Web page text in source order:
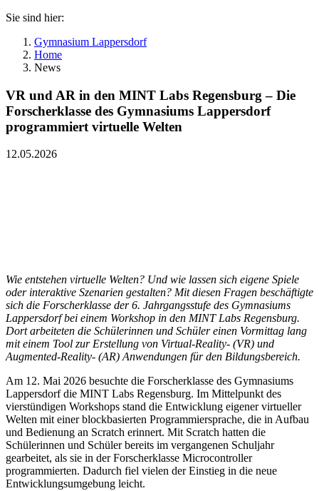
Sie sind hier:
Gymnasium Lappersdorf
Home
News
VR und AR in den MINT Labs Regensburg – Die
Forscherklasse des Gymnasiums Lappersdorf
programmiert virtuelle Welten
12.05.2026
Wie entstehen virtuelle Welten? Und wie lassen sich eigene Spiele
oder interaktive Szenarien gestalten? Mit diesen Fragen beschäftigte
sich die Forscherklasse der 6. Jahrgangsstufe des Gymnasiums
Lappersdorf bei einem Workshop in den MINT Labs Regensburg.
Dort arbeiteten die Schülerinnen und Schüler einen Vormittag lang
mit einem Tool zur Erstellung von Virtual-Reality- (VR) und
Augmented-Reality- (AR) Anwendungen für den Bildungsbereich.
Am 12. Mai 2026 besuchte die Forscherklasse des Gymnasiums
Lappersdorf die MINT Labs Regensburg. Im Mittelpunkt des
vierstündigen Workshops stand die Entwicklung eigener virtueller
Welten mit einer blockbasierten Programmiersprache, die in Aufbau
und Bedienung an Scratch erinnert. Mit Scratch hatten die
Schülerinnen und Schüler bereits im vergangenen Schuljahr
gearbeitet, als sie in der Forscherklasse Microcontroller
programmierten. Dadurch fiel vielen der Einstieg in die neue
Entwicklungsumgebung leicht.